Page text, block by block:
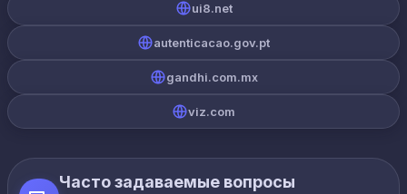
ui8.net
autenticacao.gov.pt
gandhi.com.mx
viz.com
Часто задаваемые вопросы